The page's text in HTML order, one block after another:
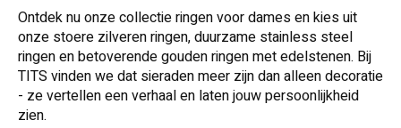
Ontdek nu onze collectie ringen voor dames en kies uit
onze stoere zilveren ringen, duurzame stainless steel
ringen en betoverende gouden ringen met edelstenen. Bij
TITS vinden we dat sieraden meer zijn dan alleen decoratie
- ze vertellen een verhaal en laten jouw persoonlijkheid
zien.